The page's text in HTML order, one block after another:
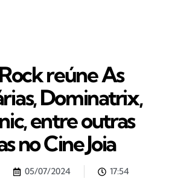
reúne As
Dominatrix,
entre outras
no Cine Joia
05/07/2024 17:54